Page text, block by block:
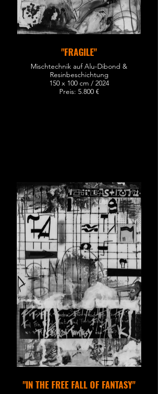
"FRAGILE"
Mischtechnik auf Alu-Dibond &
Resinbeschichtung
150 x 100 cm / 2024
Preis: 5.800 €
"IN THE FREE FALL OF FANTASY"